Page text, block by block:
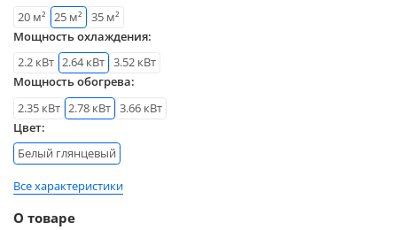
20 м² 25 м²
35 м²
Мощность охлаждения:
2.2 кВт 2.64 кВт 3.52 кВт
Мощность обогрева:
2.35 кВт 2.78 кВт 3.66 кВт
Цвет:
Белый глянцевый
Все характеристики
О товаре